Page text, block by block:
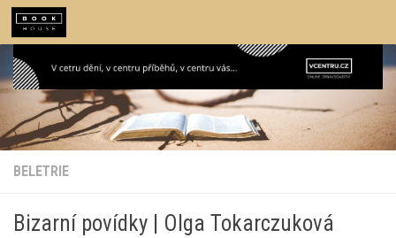
Skip to content
BELETRIE
Bizarní povídky | Olga Tokarczuková